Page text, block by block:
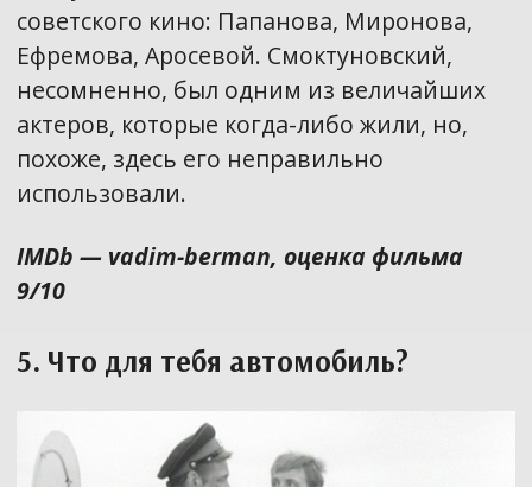
советского кино: Папанова, Миронова,
Ефремова, Аросевой. Смоктуновский,
несомненно, был одним из величайших
актеров, которые когда-либо жили, но,
похоже, здесь его неправильно
использовали.
IMDb — vadim-berman, оценка фильма
9/10
5. Что для тебя автомобиль?